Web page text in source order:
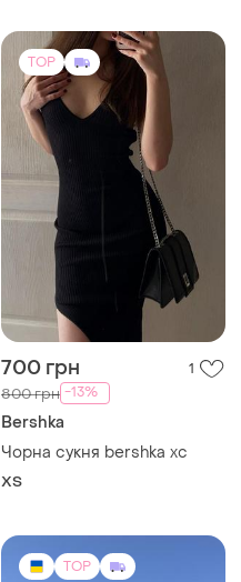
TOP
700 грн 1
800 грн -13%
Bershka
Чорна сукня bershka хс
ХS
TOP